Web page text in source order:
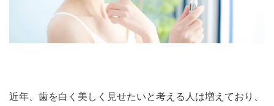
近年、歯を白く美しく見せたいと考える人は増えており、